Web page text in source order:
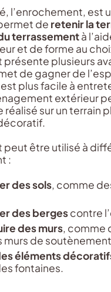
l’enrochement, est
de retenir la
terrassementà
et de forme au
présente plusieurs
de gagner de
plus facile à
extérieur
sur un terrain
peut être utilisé à
:
des sols, comme
des bergescontre
des murs, comme
murs de
éléments
fontaines.